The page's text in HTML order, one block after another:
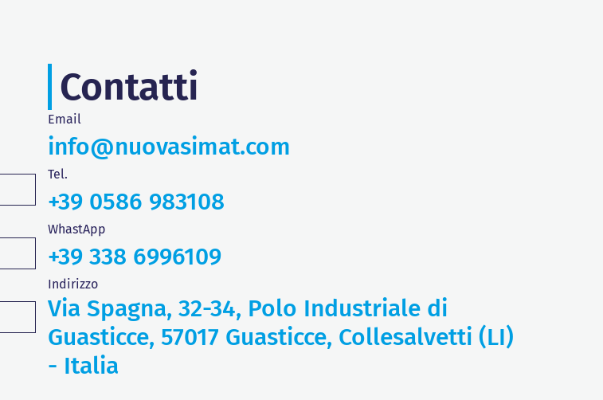
Contatti
Email
info@nuovasimat.com
Tel.
+39 0586 983108
WhastApp
+39 338 6996109
Indirizzo
Via Spagna, 32-34, Polo Industriale di
Guasticce, 57017 Guasticce, Collesalvetti (LI)
- Italia